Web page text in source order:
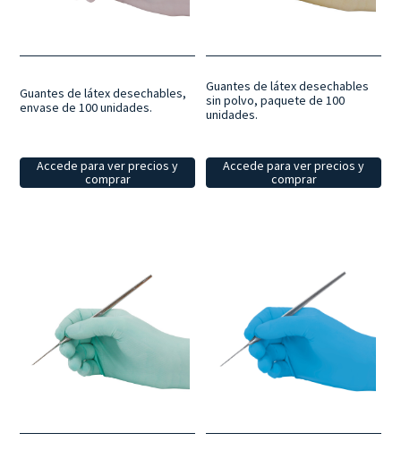
Guantes de látex desechables,
envase de 100 unidades.
Accede para ver precios y
comprar
Guantes de látex desechables
sin polvo, paquete de 100
unidades.
Accede para ver precios y
comprar